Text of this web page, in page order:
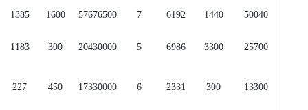
50040
1440
6192
7
57676500
1600
1385
25700
3300
6986
5
20430000
300
1183
13300
300
2331
6
17330000
450
227